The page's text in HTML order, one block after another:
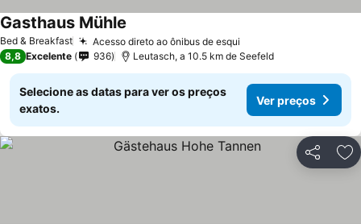
Bed & Breakfast Acesso direto ao ônibus de esqui
Gasthaus Mühle
8,8 Excelente 936 Leutasch, a 10.5 km de Seefeld
Selecione as datas para ver os preços
exatos.
Ver preços
Partilhar